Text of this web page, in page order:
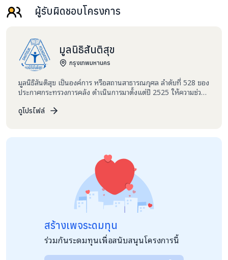
ผู้รับผิดชอบโครงการ
มูลนิธิสันติสุข
กรุงเทพมหานคร
มูลนิธิสันติสุข เป็นองค์การ หรือสถานสาธารณกุศล ลำดับที่ 528 ของ
ประกาศกระทรวงการคลัง ดำเนินการมาตั้งแต่ปี 2525 ให้ความช่วย
ครอบครัวที่มีรายได้น้อย ในชุมชนแออัดกว่า 40 แห่ง โดยให้ทุนการ
ดูโปรไฟล์
สร้างเพจระดมทุน
ร่วมกันระดมทุนเพื่อสนับสนุนโครงการนี้